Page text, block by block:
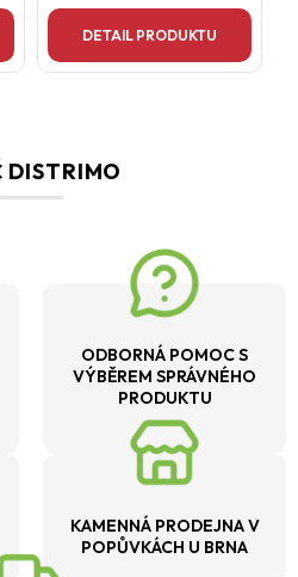
DETAIL PRODUKTU
DISTRIMO
ODBORNÁ POMOC S
VÝBĚREM SPRÁVNÉHO
PRODUKTU
KAMENNÁ PRODEJNA V
POPŮVKÁCH U BRNA